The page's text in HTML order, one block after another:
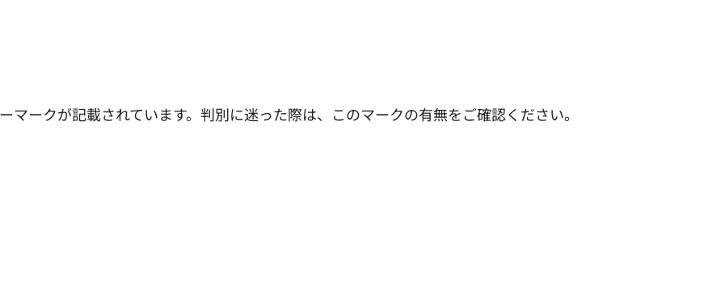
マークが記載されています。判別に迷った際は、このマークの有無をご確認ください。